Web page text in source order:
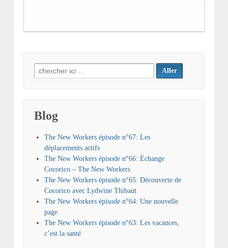
Search
for:
Blog
The New Workers épisode n°67: Les
déplacements actifs
The New Workers épisode n°66: Échange
Cocorico – The New Workers
The New Workers épisode n°65: Découverte de
Cocorico avec Lydwine Thibaut
The New Workers épisode n°64: Une nouvelle
page
The New Workers épisode n°63: Les vacances,
c’est la santé